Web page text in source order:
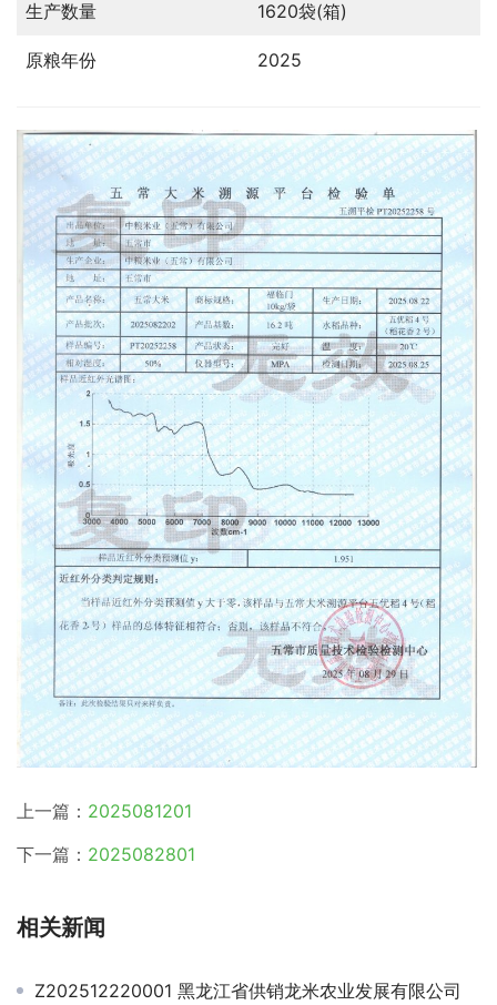
生产数量 1620袋(箱)
原粮年份 2025
上一篇： 2025081201
下一篇： 2025082801
相关新闻
Z202512220001 黑龙江省供销龙米农业发展有限公司